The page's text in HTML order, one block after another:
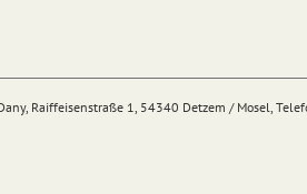
Raiffeisenstraße 1, 54340 Detzem / Mosel,